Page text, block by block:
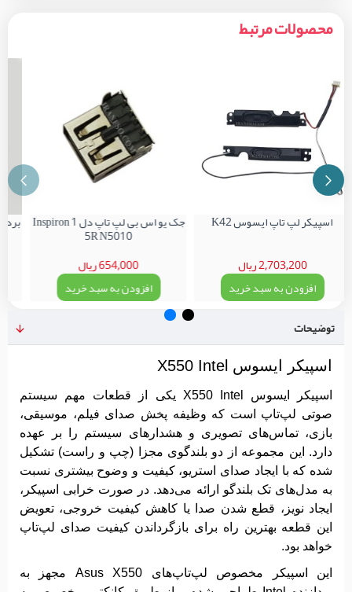
محصولات مرتبط
اسپیکر لپ تاپ ایسوس K42
2,703,200 ریال
افزودن به سبد خرید
جک یو اس بی لپ تاپ دل Inspiron 1
5R N5010
654,000 ریال
افزودن به سبد خرید
توضیحات
اسپیکر ایسوس X550 Intel
اسپیکر ایسوس X550 Intel یکی از قطعات مهم سیستم
صوتی لپ‌تاپ است که وظیفه پخش صدای فیلم، موسیقی،
بازی، تماس‌های تصویری و هشدارهای سیستم را بر عهده
دارد. این مجموعه از دو بلندگوی مجزا (چپ و راست) تشکیل
شده که با ایجاد صدای استریو، کیفیت و وضوح بیشتری نسبت
به مدل‌های تک بلندگو ارائه می‌دهد. در صورت خرابی اسپیکر،
ایجاد نویز، قطع شدن صدا یا کاهش کیفیت خروجی، تعویض
این قطعه بهترین راه برای بازگرداندن کیفیت صدای لپ‌تاپ
خواهد بود.
این اسپیکر مخصوص لپ‌تاپ‌های
Asus X550 مجهز به